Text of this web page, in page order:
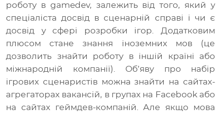
роботу в gamedev, залежить від того, який у
спеціаліста досвід в сценарній справі і чи є
досвід у сфері розробки ігор. Додатковим
плюсом стане знання іноземних мов (це
дозволить знайти роботу в іншій країні або
міжнародній компанії). Об’яву про набір
ігрових сценаристів можна знайти на сайтах-
агрегаторах вакансій, в групах на Facebook або
на сайтах геймдев-компаній. Але якщо мова